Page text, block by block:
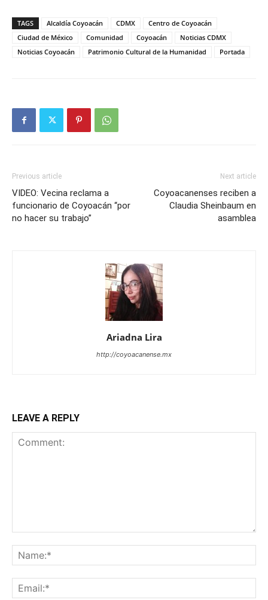
TAGS Alcaldía Coyoacán CDMX
Centro de Coyoacán
Ciudad de México
Comunidad Coyoacán
Noticias CDMX
Noticias Coyoacán
Patrimonio Cultural de la Humanidad Portada
Previous article
VIDEO: Vecina reclama a
funcionario de Coyoacán “por
no hacer su trabajo”
Next article
Coyoacanenses reciben a
Claudia Sheinbaum en
asamblea
Ariadna Lira
http://coyoacanense.mx
LEAVE A REPLY